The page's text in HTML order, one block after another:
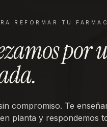
REFORMAR TU
por
.
compromiso. Te
planta y respondemos